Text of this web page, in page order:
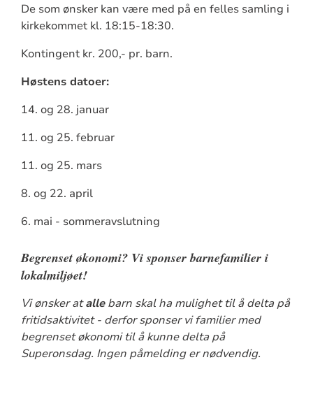
De som ønsker kan være med på en felles samling i
kirkekommet kl. 18:15-18:30.
Kontingent kr. 200,- pr. barn.
Høstens datoer:
14. og 28. januar
11. og 25. februar
11. og 25. mars
8. og 22. april
6. mai - sommeravslutning
Begrenset økonomi? Vi sponser barnefamilier i
lokalmiljøet!
Vi ønsker atallebarn skal ha mulighet til å delta på
fritidsaktivitet - derfor sponser vi familier med
begrenset økonomi til å kunne delta på
Superonsdag. Ingen påmelding er nødvendig.